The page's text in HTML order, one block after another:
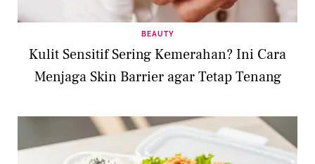
BEAUTY
Kulit Sensitif Sering Kemerahan? Ini Cara
Menjaga Skin Barrier agar Tetap Tenang